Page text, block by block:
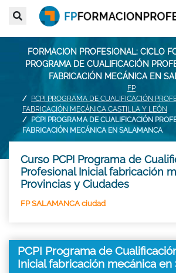
FORMACION PROFESIONAL: CICLO
PROGRAMA DE CUALIFICACIÓN
FABRICACIÓN MECÁNICA EN
FP
PCPI PROGRAMA DE CUALIFICACIÓN
FABRICACIÓN MECÁNICA CASTILLA Y LEÓN
PCPI PROGRAMA DE CUALIFICACIÓN
FABRICACIÓN MECÁNICA EN SALAMANCA
Curso PCPI Programa de
Profesional Inicial fabricación
Provincias y Ciudades
FP SALAMANCA ciudad
PCPI Programa de
Inicial fabricación mecánica